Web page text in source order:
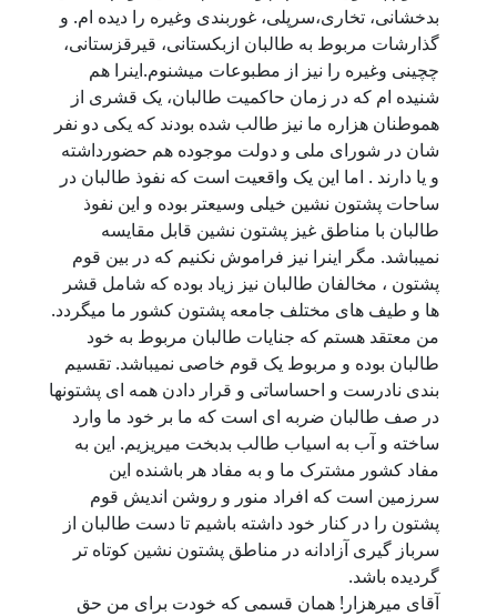
بدخشانی، تخاری،سرپلی، غوربندی وغیره را دیده ام. و
گذارشات مربوط به طالبان ازبکستانی، قیرقزستانی،
چچینی وغیره را نیز از مطبوعات میشنوم.اینرا هم
شنیده ام که در زمان حاکمیت طالبان، یک قشری از
هموطنان هزاره ما نیز طالب شده بودند که یکی دو نفر
شان در شورای ملی و دولت موجوده هم حضورداشته
و یا دارند . اما این یک واقعیت است که نفوذ طالبان در
ساحات پشتون نشین خیلی وسیعتر بوده و این نفوذ
طالبان با مناطق غیز پشتون نشین قابل مقایسه
نمیباشد. مگر اینرا نیز فراموش نکنیم که در بین قوم
پشتون ، مخالفان طالبان نیز زیاد بوده که شامل قشر
ها و طیف های مختلف جامعه پشتون کشور ما میگردد.
من معتقد هستم که جنایات طالبان مربوط به خود
طالبان بوده و مربوط یک قوم خاصی نمیباشد. تقسیم
بندی نادرست و احساساتی و قرار دادن همه ای پشتونها
در صف طالبان ضربه ای است که ما بر خود ما وارد
ساخته و آب به اسیاب طالب بدبخت میریزیم. این به
مفاد کشور مشترک ما و به مفاد هر باشنده این
سرزمین است که افراد منور و روشن اندیش قوم
پشتون را در کنار خود داشته باشیم تا دست طالبان از
سرباز گیری آزادانه در مناطق پشتون نشین کوتاه تر
گردیده باشد.
آقای میرهزار! همان قسمی که خودت برای من حق